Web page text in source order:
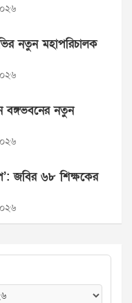
নতুন মহাপরিচালক
বঙ্গভবনের নতুন
জবির ৬৮ শিক্ষকের